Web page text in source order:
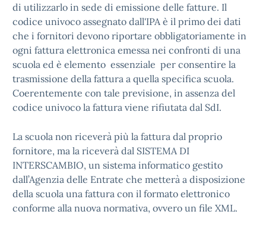
di utilizzarlo in sede di emissione delle fatture. Il
codice univoco assegnato dall'IPA è il primo dei dati
che i fornitori devono riportare obbligatoriamente in
ogni fattura elettronica emessa nei confronti di una
scuola ed è elemento essenziale per consentire la
trasmissione della fattura a quella specifica scuola.
Coerentemente con tale previsione, in assenza del
codice univoco la fattura viene rifiutata dal SdI.
La scuola non riceverà più la fattura dal proprio
fornitore, ma la riceverà dal SISTEMA DI
INTERSCAMBIO, un sistema informatico gestito
dall’Agenzia delle Entrate che metterà a disposizione
della scuola una fattura con il formato elettronico
conforme alla nuova normativa, ovvero un file XML.